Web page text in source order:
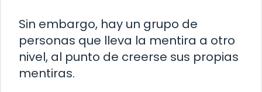
Sin embargo, hay un grupo de
personas que lleva la mentira a otro
nivel, al punto de creerse sus propias
mentiras.